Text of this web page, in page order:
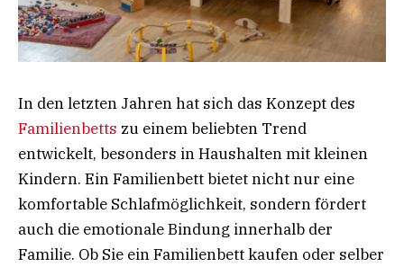
In den letzten Jahren hat sich das Konzept des
Familienbetts zu einem beliebten Trend
entwickelt, besonders in Haushalten mit kleinen
Kindern. Ein Familienbett bietet nicht nur eine
komfortable Schlafmöglichkeit, sondern fördert
auch die emotionale Bindung innerhalb der
Familie. Ob Sie ein Familienbett kaufen oder selber